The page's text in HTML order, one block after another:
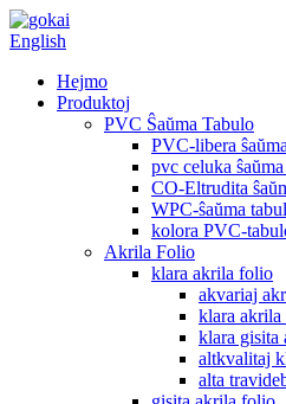
English
Hejmo
Produktoj
PVC Ŝaŭma Tabulo
PVC-libera
pvc celuka
CO-Eltrudita
WPC-ŝaŭma
kolora PVC-
Akrila Folio
klara akrila folio
akvariaj
klara
klara
altkvalitaj
alta